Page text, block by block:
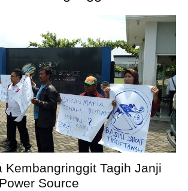
Kembangringgit Tagih Janji
Source